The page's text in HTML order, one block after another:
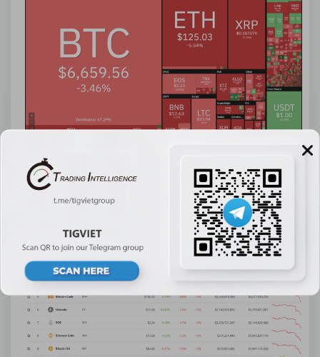
Trong top 10 đồng tiền số hàng đầu theo giá trị thị trường,
có 9/10 đồng tiền giảm giá so với 24 giờ trước.